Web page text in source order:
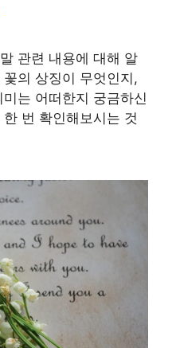
관련 내용에 대해 알
의 상징이 무엇인지,
는 어떠한지 궁금하신
번 확인해보시는 것